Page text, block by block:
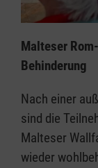
Malteser
Behinderung
Nach einer
sind die
Malteser
wieder